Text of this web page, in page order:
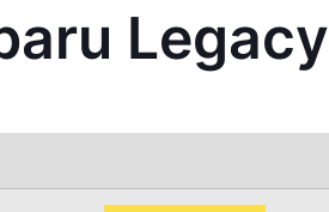
Legacy